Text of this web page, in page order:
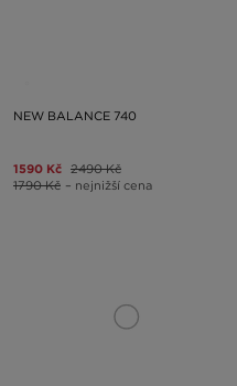
NEW BALANCE 740
1590 Kč 2490 Kč
1790 Kč – nejnižší cena